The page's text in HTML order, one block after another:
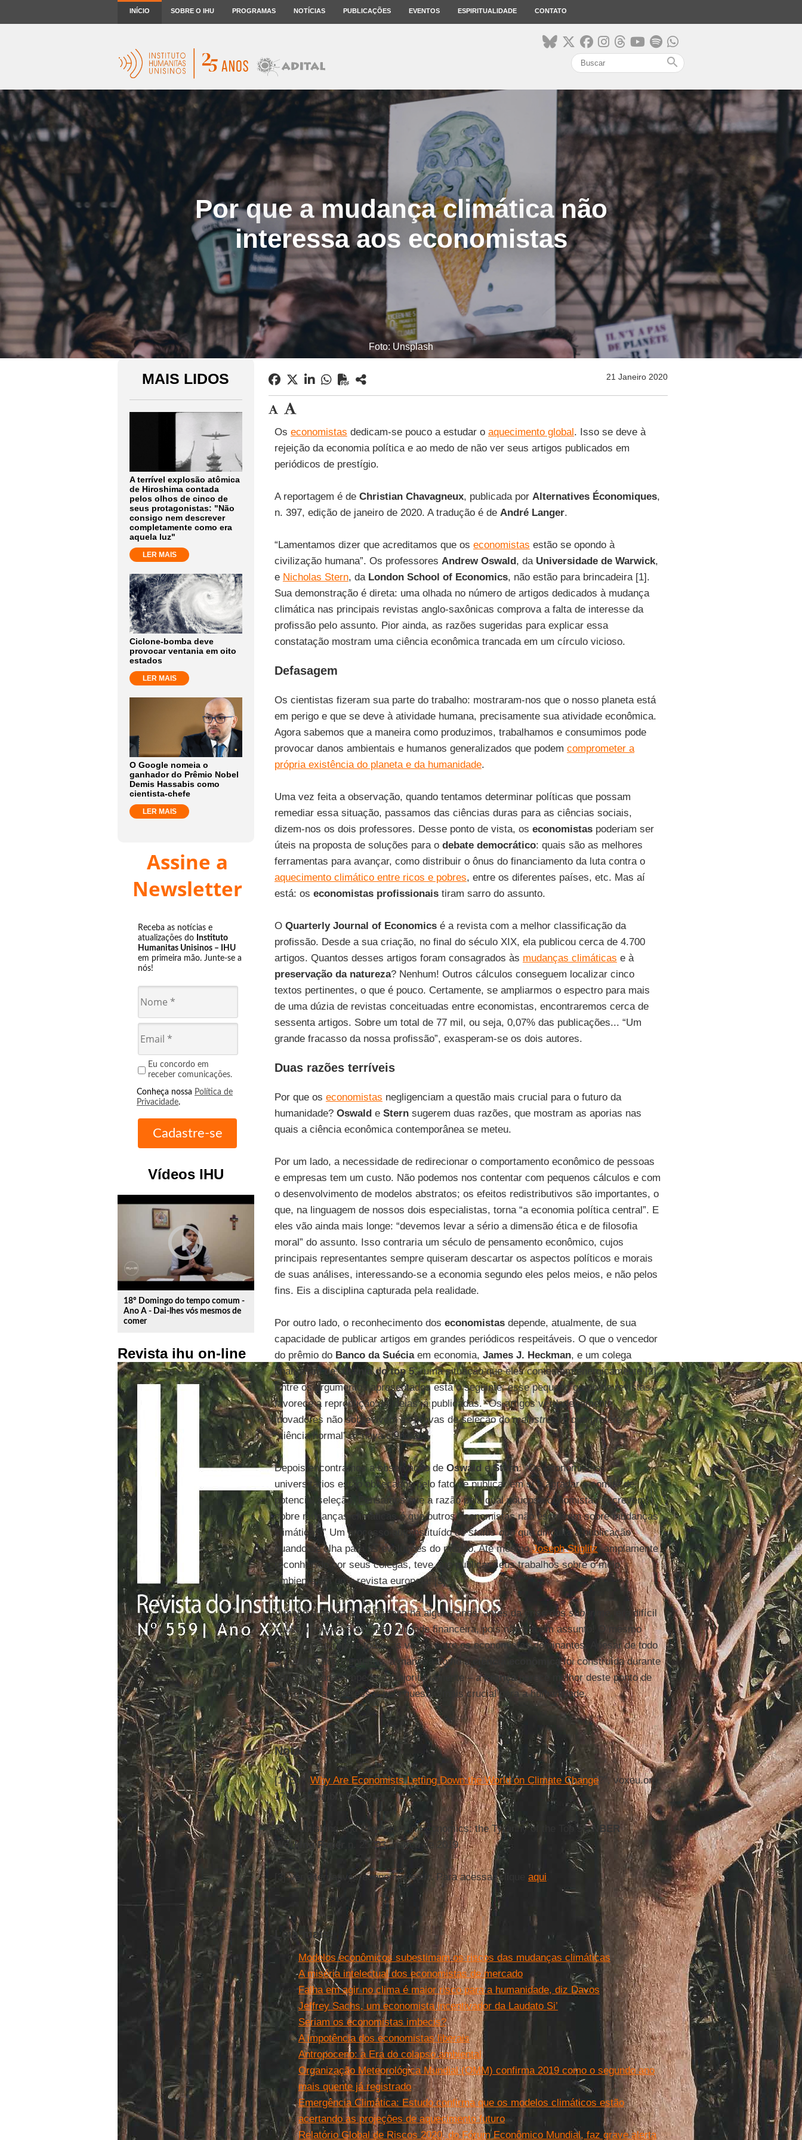
INÍCIO SOBRE O IHU PROGRAMAS NOTÍCIAS PUBLICAÇÕES EVENTOS ESPIRITUALIDADE CONTATO
search
Por que a mudança climática não
interessa aos economistas
Foto: Unsplash
MAIS LIDOS
A terrível explosão atômica
de Hiroshima contada
pelos olhos de cinco de
seus protagonistas: "Não
consigo nem descrever
completamente como era
aquela luz"
LER MAIS
Ciclone-bomba deve
provocar ventania em oito
estados
LER MAIS
O Google nomeia o
ganhador do Prêmio Nobel
Demis Hassabis como
cientista-chefe
LER MAIS
Assine a
Newsletter
Receba as notícias e
atualizações do Instituto
Humanitas Unisinos – IHU
em primeira mão. Junte-se a
nós!
Eu concordo em
receber comunicações.
Conheça nossa Política de
Privacidade.
Vídeos IHU
play_circle_outline
18º Domingo do tempo comum -
Ano A - Dai-lhes vós mesmos de
comer
Revista ihu on-line
21 Janeiro 2020
Os economistas dedicam-se pouco a estudar o aquecimento global. Isso se deve à
rejeição da economia política e ao medo de não ver seus artigos publicados em
periódicos de prestígio.
A reportagem é de Christian Chavagneux, publicada por Alternatives Économiques,
n. 397, edição de janeiro de 2020. A tradução é de André Langer.
“Lamentamos dizer que acreditamos que os economistas estão se opondo à
civilização humana”. Os professores Andrew Oswald, da Universidade de Warwick,
e Nicholas Stern, da London School of Economics, não estão para brincadeira [1].
Sua demonstração é direta: uma olhada no número de artigos dedicados à mudança
climática nas principais revistas anglo-saxônicas comprova a falta de interesse da
profissão pelo assunto. Pior ainda, as razões sugeridas para explicar essa
constatação mostram uma ciência econômica trancada em um círculo vicioso.
Defasagem
Os cientistas fizeram sua parte do trabalho: mostraram-nos que o nosso planeta está
em perigo e que se deve à atividade humana, precisamente sua atividade econômica.
Agora sabemos que a maneira como produzimos, trabalhamos e consumimos pode
provocar danos ambientais e humanos generalizados que podem comprometer a
própria existência do planeta e da humanidade.
Uma vez feita a observação, quando tentamos determinar políticas que possam
remediar essa situação, passamos das ciências duras para as ciências sociais,
dizem-nos os dois professores. Desse ponto de vista, os economistaspoderiam ser
úteis na proposta de soluções para o debate democrático: quais são as melhores
ferramentas para avançar, como distribuir o ônus do financiamento da luta contra o
aquecimento climático entre ricos e pobres, entre os diferentes países, etc. Mas aí
está: os economistas profissionaistiram sarro do assunto.
O Quarterly Journal of Economicsé a revista com a melhor classificação da
profissão. Desde a sua criação, no final do século XIX, ela publicou cerca de 4.700
artigos. Quantos desses artigos foram consagrados às mudanças climáticas e à
preservação da natureza? Nenhum! Outros cálculos conseguem localizar cinco
textos pertinentes, o que é pouco. Certamente, se ampliarmos o espectro para mais
de uma dúzia de revistas conceituadas entre economistas, encontraremos cerca de
sessenta artigos. Sobre um total de 77 mil, ou seja, 0,07% das publicações... “Um
grande fracasso da nossa profissão”, exasperam-se os dois autores.
Duas razões terríveis
Por que os economistas negligenciam a questão mais crucial para o futuro da
humanidade? Oswalde Sternsugerem duas razões, que mostram as aporias nas
quais a ciência econômica contemporânea se meteu.
Por um lado, a necessidade de redirecionar o comportamento econômico de pessoas
e empresas tem um custo. Não podemos nos contentar com pequenos cálculos e com
o desenvolvimento de modelos abstratos; os efeitos redistributivos são importantes, o
que, na linguagem de nossos dois especialistas, torna “a economia política central”. E
eles vão ainda mais longe: “devemos levar a sério a dimensão ética e de filosofia
moral” do assunto. Isso contraria um século de pensamento econômico, cujos
principais representantes sempre quiseram descartar os aspectos políticos e morais
de suas análises, interessando-se a economia segundo eles pelos meios, e não pelos
fins. Eis a disciplina capturada pela realidade.
Por outro lado, o reconhecimento dos economistasdepende, atualmente, de sua
capacidade de publicar artigos em grandes periódicos respeitáveis. O que o vencedor
do prêmio do Banco da Suéciaem economia, James J. Heckman, e um colega
chamaram de “tirania do top 5”, uma situação que eles contestam energicamente [2].
Entre os argumentos apresentados está o seguinte: esse pequeno grupo de revistas
favorece a reprodução de ideias já publicadas. “Os artigos verdadeiramente
inovadores não sobrevivem às provas de seleção domainstream, que prefere a
“ciência normal” à “nova ciência”.
Depois encontramos a observação de Oswald eStern: “Os economistas
universitários estão obcecados pelo fato de publicar em si e agradar o comitê de
potencial seleção. Pensamos que a razão pela qual poucos economistas escrevem
sobre mudanças climáticas é que outros economistas não escrevem sobre mudanças
climáticas!” Um processo autoinstituído destatus quoque dificulta a publicação
quando se olha para as evoluções do mundo. Até mesmoJoseph Stiglitz, amplamente
reconhecido por seus colegas, teve que publicar seus trabalhos sobre o meio
ambiente em uma revista europeia! [3]
A mesma observação foi feita há alguns anos: antes da crise dossubprime
, era difícil
publicar artigos sobre instabilidade financeira, pois não era um assunto! O mesmo
processo se repete todas as vezes entre os economistas dominantes. Apesar de todo
o trabalho dos cientistas, a maneira como a ciência econômicafoi construída durante
várias décadas impede-a majoritariamente – aFrançaparece melhor deste ponto de
vista – de se interessar pela questão mais crucial para a humanidade.
Notas:
[1] Em “ Why Are Economists Letting Down the World on Climate Change?”, voxeu.org,
17 de setembro de 2019.
[2] “Publishing and Promotion in Economics: the Tyranny of the Top 5”,NBER
Working Paper
n. 25093, março de 2019.
[3] Ver alternatives-economiques.fr. Para acessar clique aqui
Leia mais
Modelos econômicos subestimam os riscos das mudanças climáticas
A miséria intelectual dos economistas de mercado
Falha em agir no clima é maior risco para a humanidade, diz Davos
Jeffrey Sachs, um economista incentivador da Laudato Si’
Seriam os economistas imbecis?
A impotência dos economistas liberais
Antropoceno: a Era do colapso ambiental
Organização Meteorológica Mundial (OMM) confirma 2019 como o segundo ano
mais quente já registrado
Emergência Climática: Estudo confirma que os modelos climáticos estão
acertando as projeções de aquecimento futuro
Relatório Global de Riscos 2020, do Fórum Econômico Mundial, faz grave alerta